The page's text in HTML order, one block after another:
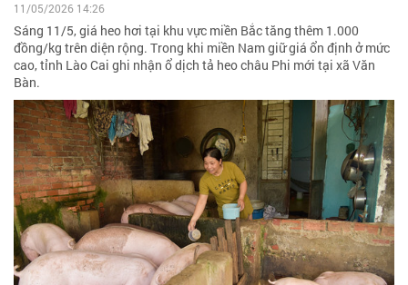
11/05/2026 14:26
Sáng 11/5, giá heo hơi tại khu vực miền Bắc tăng thêm 1.000
đồng/kg trên diện rộng. Trong khi miền Nam giữ giá ổn định ở mức
cao, tỉnh Lào Cai ghi nhận ổ dịch tả heo châu Phi mới tại xã Văn
Bàn.